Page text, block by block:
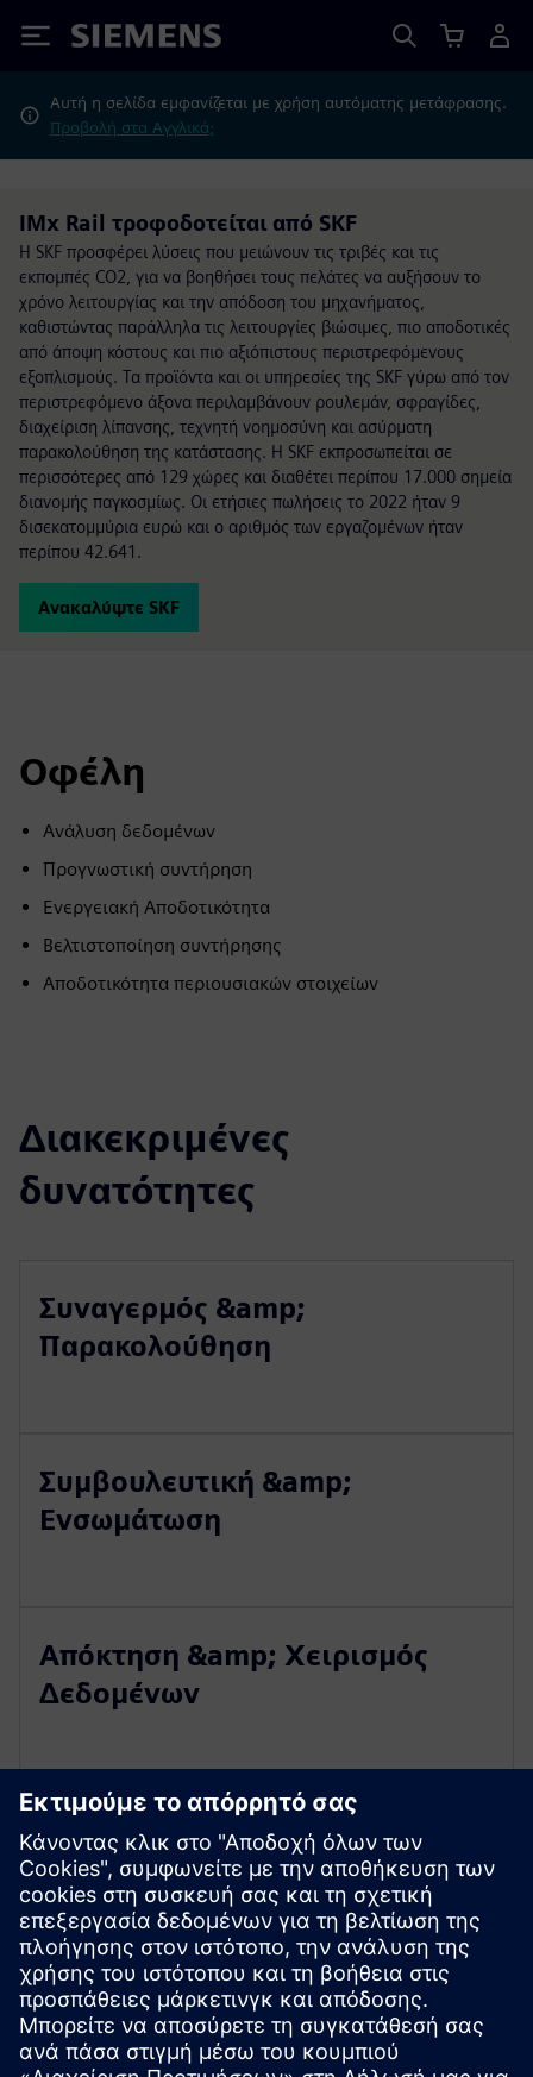
Siemens
Αυτή η σελίδα εμφανίζεται με χρήση αυτόματης μετάφρασης.
Προβολή στα Αγγλικά;
IMx Rail τροφοδοτείται από SKF
Η SKF προσφέρει λύσεις που μειώνουν τις τριβές και τις
εκπομπές CO2, για να βοηθήσει τους πελάτες να αυξήσουν το
χρόνο λειτουργίας και την απόδοση του μηχανήματος,
καθιστώντας παράλληλα τις λειτουργίες βιώσιμες, πιο αποδοτικές
από άποψη κόστους και πιο αξιόπιστους περιστρεφόμενους
εξοπλισμούς. Τα προϊόντα και οι υπηρεσίες της SKF γύρω από τον
περιστρεφόμενο άξονα περιλαμβάνουν ρουλεμάν, σφραγίδες,
διαχείριση λίπανσης, τεχνητή νοημοσύνη και ασύρματη
παρακολούθηση της κατάστασης. Η SKF εκπροσωπείται σε
περισσότερες από 129 χώρες και διαθέτει περίπου 17.000 σημεία
διανομής παγκοσμίως. Οι ετήσιες πωλήσεις το 2022 ήταν 9
δισεκατομμύρια ευρώ και ο αριθμός των εργαζομένων ήταν
περίπου 42.641.
Ανακαλύψτε SKF
Οφέλη
Ανάλυση δεδομένων
Προγνωστική συντήρηση
Ενεργειακή Αποδοτικότητα
Βελτιστοποίηση συντήρησης
Αποδοτικότητα περιουσιακών στοιχείων
Διακεκριμένες
δυνατότητες
Συναγερμός &amp;
Παρακολούθηση
Συμβουλευτική &amp;
Ενσωμάτωση
Απόκτηση &amp; Χειρισμός
Δεδομένων
Διαχείριση Συντήρησης
Παρακολούθηση &amp; Πίνακας
ελέγχου